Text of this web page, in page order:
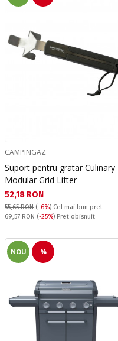
CAMPINGAZ
Suport pentru gratar Culinary
Modular Grid Lifter
Текуща цена:
52,18 RON
55,65 RON (-6%) Cel mai bun pret
Pret obisnuit:
69,57 RON (-25%) Pret obisnuit
NOU %